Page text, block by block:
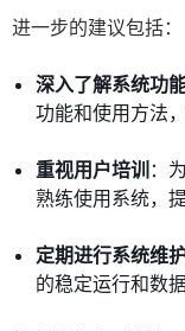
进一步的建议包括：
深入了解系统功
功能和使用方法
重视用户培训 ：
熟练使用系统，
定期进行系统维
的稳定运行和数据